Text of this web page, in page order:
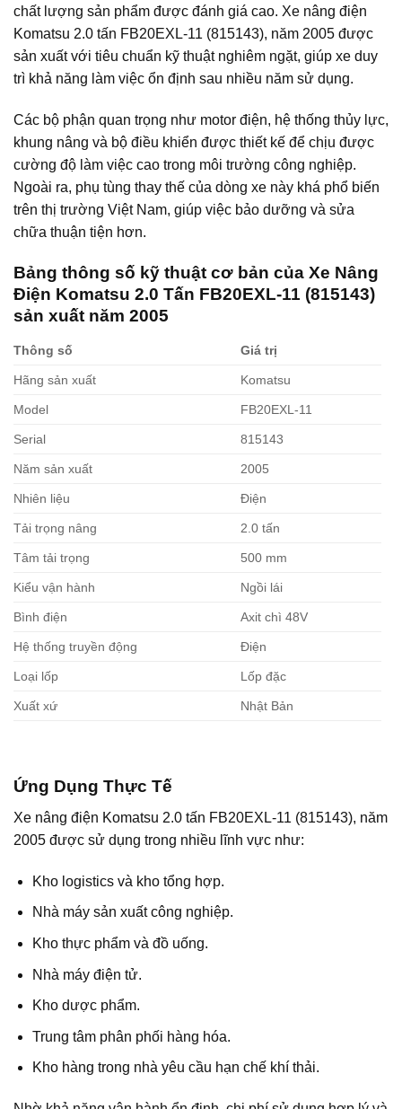
chất lượng sản phẩm được đánh giá cao. Xe nâng điện
Komatsu 2.0 tấn FB20EXL-11 (815143), năm 2005 được
sản xuất với tiêu chuẩn kỹ thuật nghiêm ngặt, giúp xe duy
trì khả năng làm việc ổn định sau nhiều năm sử dụng.
Các bộ phận quan trọng như motor điện, hệ thống thủy lực,
khung nâng và bộ điều khiển được thiết kế để chịu được
cường độ làm việc cao trong môi trường công nghiệp.
Ngoài ra, phụ tùng thay thế của dòng xe này khá phổ biến
trên thị trường Việt Nam, giúp việc bảo dưỡng và sửa
chữa thuận tiện hơn.
Bảng thông số kỹ thuật cơ bản của Xe Nâng
Điện Komatsu 2.0 Tấn FB20EXL-11 (815143)
sản xuất năm 2005
Thông số Giá trị
Hãng sản xuất Komatsu
Model FB20EXL-11
Serial 815143
Năm sản xuất 2005
Nhiên liệu Điện
Tải trọng nâng 2.0 tấn
Tâm tải trọng 500 mm
Kiểu vận hành Ngồi lái
Bình điện Axit chì 48V
Hệ thống truyền động Điện
Loại lốp Lốp đặc
Xuất xứ Nhật Bản
Ứng Dụng Thực Tế
Xe nâng điện Komatsu 2.0 tấn FB20EXL-11 (815143), năm
2005 được sử dụng trong nhiều lĩnh vực như:
Kho logistics và kho tổng hợp.
Nhà máy sản xuất công nghiệp.
Kho thực phẩm và đồ uống.
Nhà máy điện tử.
Kho dược phẩm.
Trung tâm phân phối hàng hóa.
Kho hàng trong nhà yêu cầu hạn chế khí thải.